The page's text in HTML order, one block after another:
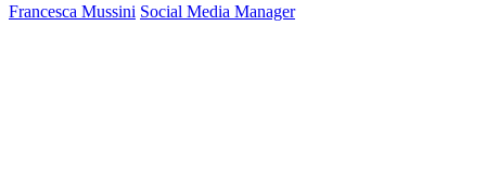
Francesca Mussini Social Media Manager